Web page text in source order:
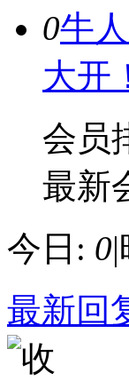
0牛
大开
会员
最新
今日: 0|
最新回